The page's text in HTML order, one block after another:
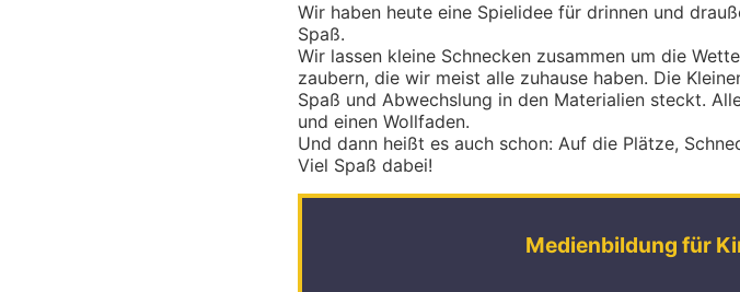
Wir haben heute eine Spielidee für drinnen und
Spaß.
Wir lassen kleine Schnecken zusammen um die
zaubern, die wir meist alle zuhause haben. Die
Spaß und Abwechslung in den Materialien steckt.
und einen Wollfaden.
Und dann heißt es auch schon: Auf die Plätze,
Viel Spaß dabei!
Medienbildung für